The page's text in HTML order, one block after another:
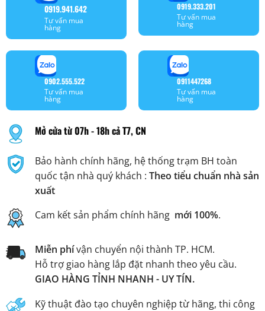
0919.941.642
Tư vấn mua
hàng
0919.333.201
Tư vấn mua
hàng
0902.555.522
Tư vấn mua
hàng
0911447268
Tư vấn mua
hàng
Mở cửa từ 07h - 18h cả T7, CN
Bảo hành chính hãng, hệ thống trạm BH toàn
quốc tận nhà quý khách : Theo tiểu chuẩn nhà sản
xuất
Cam kết sản phẩm chính hãng mới 100%.
Miễn phívận chuyển nội thành TP. HCM.
Hỗ trợ giao hàng lắp đặt nhanh theo yêu cầu.
GIAO HÀNG TỈNH NHANH - UY TÍN.
Kỹ thuật đào tạo chuyên nghiệp từ hãng, thi công